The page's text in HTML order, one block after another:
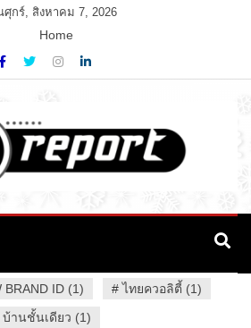
ศุกร์, สิงหาคม 7, 2026
Home
BRAND ID (1) #ไทยควอลิตี้ (1)
บ้านชั้นเดียว (1)